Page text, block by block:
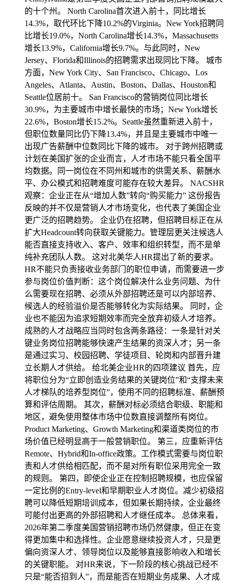
的十个州。 North Carolina首次进入前十，同比增长
14.3%，取代环比下降10.2%的Virginia。New York招聘同
比增长19.0%，North Carolina增长14.3%，Massachusetts
增长13.9%，California增长9.7%。与此同时，New
Jersey、Florida和Illinois的招聘需求出现同比下降。 城市
方面，New York City、San Francisco、Chicago、Los
Angeles、Atlanta、Austin、Boston、Dallas、Houston和
Seattle位居前十。 San Francisco的营销岗位同比增长
30.9%，为主要城市中增长最快的市场；New York增长
22.6%，Boston增长15.2%。Seattle虽然重新进入前十，
但职位数量同比仍下降13.4%，并且是主要城市中唯一
出现广告薪酬中位数同比下降的城市。 对于跨州招聘或
计划在美国扩张的企业而言，人才市场不能只看全国平
均数据。同一岗位在不同州和城市的供需关系、薪酬水
平、办公模式和招聘难度可能存在较大差异。 NACSHR
观察：企业正在从“增加人数”转向“购买能力” 这份报告
反映的并不仅是营销人才市场变化，也代表了美国企业
更广泛的招聘趋势。 企业仍在招聘，但招聘目标正在从
扩大Headcount转向获取关键能力。管理层更关注候选人
能否直接支持收入、客户、效率和组织转型，而不是单
纯补充团队人数。 这对北美华人HR提出了新的要求。
HR不能只负责接收业务部门的职位申请，而需要进一步
参与岗位价值判断：这个岗位解决什么业务问题、为什
么需要现在招聘、必须从外部招聘还是可以内部培养、
候选人的经验溢价是否能够转化为实际结果。 同时，企
业也不能因为追求短期效率而完全放弃初级人才培养。
成熟的人才战略应当同时包含两条路径：一条是针对关
键业务岗位招聘能够快速产生结果的资深人才；另一条
是通过实习、校园招聘、学徒项目、轮岗和内部晋升建
立长期人才供给。 给北美企业HR的四项建议 首先，应
将职位分为“立即创造业务结果的关键岗位”和“支撑未来
人才梯队的培养型岗位”，使用不同的招聘标准、薪酬预
算和评估周期。 其次，薪酬对标必须结合职级、职能和
地区，避免使用整体市场中位数直接调整所有岗位。
Product Marketing、Growth Marketing和渠道类岗位的市
场价值已经明显高于一般营销职位。 第三，应重新评估
Remote、Hybrid和In-office政策。工作模式需要与岗位职
责和人才供给相匹配，而不是对所有职位采用完全一致
的规则。 第四，即使企业正在控制招聘规模，也应保留
一定比例的Entry-level和早期职业人才岗位。减少初级招
聘可以降低短期培训成本，但如果长期持续，企业最终
可能付出更高的外部招聘和人才继任成本。 总体来看，
2026年第二季度美国营销招聘市场仍然健康，但正在变
得更加集中和选择性。企业愿意继续投资人才，只是更
偏向资深人才、领导岗位以及能够直接影响收入和增长
的关键职能。 对HR来说，下一阶段的核心挑战已经不
只是“能否招到人”，而是能否在短期业务成果、人才成